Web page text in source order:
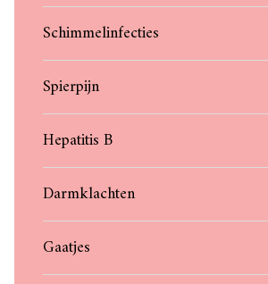
Schimmelinfecties
Spierpijn
Hepatitis B
Darmklachten
Gaatjes